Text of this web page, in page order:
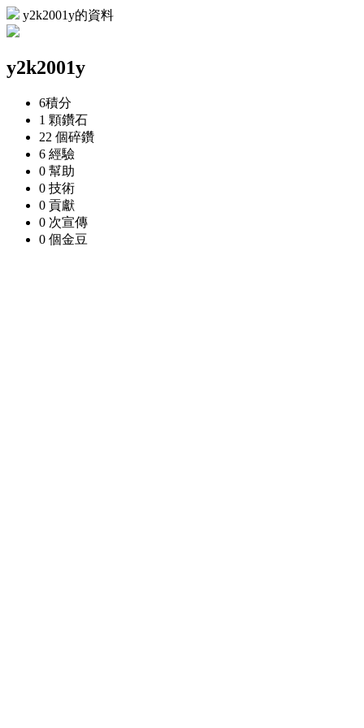
y2k2001y的資料
y2k2001y
6積分
1 顆鑽石
22 個碎鑽
6 經驗
0 幫助
0 技術
0 貢獻
0 次宣傳
0 個金豆